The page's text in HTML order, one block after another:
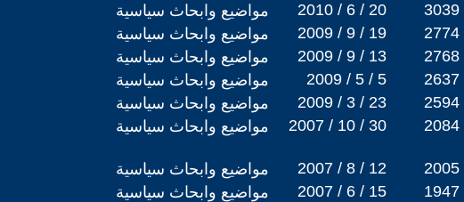
مواضيع وابحاث سياسية 2010 / 6 / 20 3039
مواضيع وابحاث سياسية
2009 / 9 / 19 2774
مواضيع وابحاث سياسية
2009 / 9 / 13 2768
مواضيع وابحاث سياسية
2009 / 5 / 5 2637
مواضيع وابحاث سياسية
2009 / 3 / 23 2594
مواضيع وابحاث سياسية
2007 / 10 / 30 2084
مواضيع وابحاث سياسية 2007 / 8 / 12 2005
مواضيع وابحاث سياسية
2007 / 6 / 15 1947